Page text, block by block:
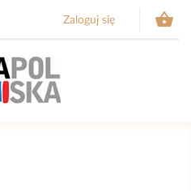
Zaloguj się 